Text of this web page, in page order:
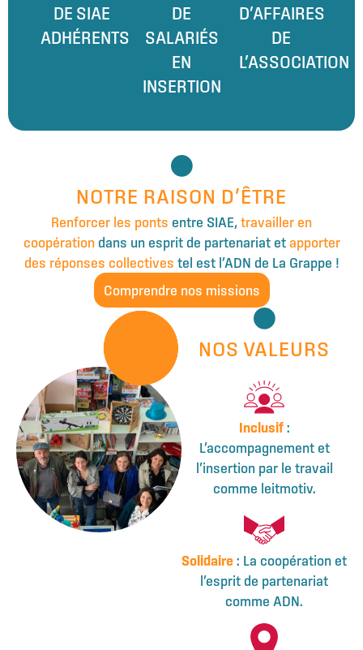
DE SIAE
ADHÉRENTS
DE
SALARIÉS
EN
INSERTION
D’AFFAIRES
DE
L’ASSOCIATION
NOTRE RAISON D’ÊTRE
Renforcer les ponts entre SIAE, travailler en
coopérationdans un esprit de partenariat et apporter
des réponses collectives tel est l’ADN de La Grappe !
Comprendre nos missions
NOS VALEURS
Inclusif:
L’accompagnement et
l’insertion par le travail
comme leitmotiv.
Solidaire : La coopération et
l’esprit de partenariat
comme ADN.